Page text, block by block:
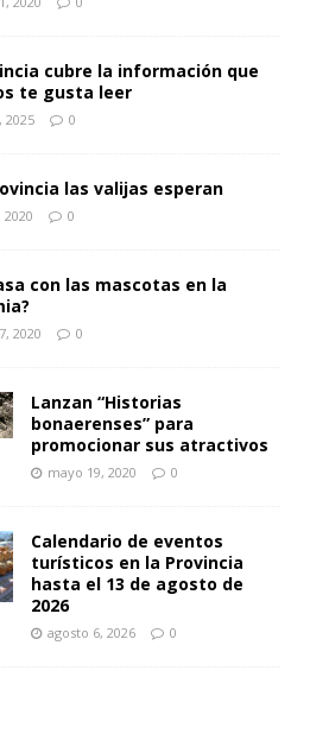
cubre la información que
te gusta leer
2025 0
las valijas esperan
0
con las mascotas en la
2020 0
Lanzan “Historias
bonaerenses” para
promocionar sus atractivos
mayo 19, 2020 0
Calendario de eventos
turísticos en la Provincia
hasta el 13 de agosto de
2026
agosto 6, 2026 0